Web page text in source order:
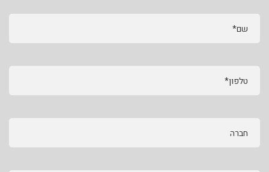
שם*
טלפון*
חברה